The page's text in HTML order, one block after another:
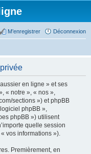
Déconnexion
M’enregistrer
en ligne » et ses
« notre », « nos »,
sections ») et phpBB
phpBB »,
phpBB ») utilisent
quelle session
vos informations »).
Premièrement, en